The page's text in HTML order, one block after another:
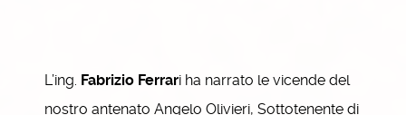
L’ing. Fabrizio Ferrari ha narrato le vicende del
nostro antenato Angelo Olivieri, Sottotenente di